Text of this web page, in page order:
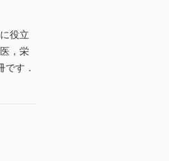
役立
，栄
す．